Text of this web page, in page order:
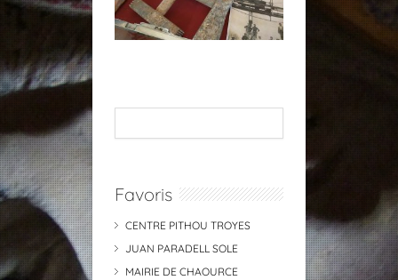
Favoris
CENTRE PITHOU TROYES
JUAN PARADELL SOLE
MAIRIE DE CHAOURCE